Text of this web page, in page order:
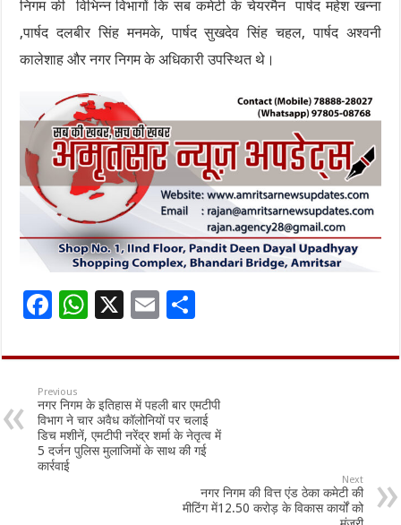
निगम की विभिन्न विभागों कि सब कमेटी के चेयरमैन पार्षद महेश खन्ना
,पार्षद दलबीर सिंह मनमके, पार्षद सुखदेव सिंह चहल, पार्षद अश्वनी
कालेशाह और नगर निगम के अधिकारी उपस्थित थे।
F
e
b
o
o
k
W
at
sA
p
p
X
E
ai
l
ar
e
Previous
नगर निगम के इतिहास में पहली बार एमटीपी
विभाग ने चार अवैध कॉलोनियों पर चलाई
डिच मशीनें, एमटीपी नरेंद्र शर्मा के नेतृत्व में
5 दर्जन पुलिस मुलाजिमों के साथ की गई
कार्रवाई
Next
नगर निगम की वित्त एंड ठेका कमेटी की
मीटिंग में12.50 करोड़ के विकास कार्यों को